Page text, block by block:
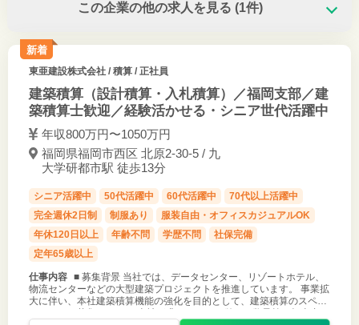
この企業の他の求人を見る (1件)
新着
東亜建設株式会社/ 積算 / 正社員
建築積算（設計積算・入札積算）／福岡支部／建
築積算士歓迎／経験活かせる・シニア世代活躍中
年収800万円〜1050万円
福岡県福岡市西区 北原2-30-5 / 九
大学研都市駅 徒歩13分
シニア活躍中 50代活躍中 60代活躍中
70代以上活躍中
完全週休2日制
制服あり
服装自由・オフィスカジュアルOK
年休120日以上
年齢不問 学歴不問
社保完備
定年65歳以上
仕事内容 ■ 募集背景 当社では、データセンター、リゾートホテル、
物流センターなどの大型建築プロジェクトを推進しています。 事業拡
大に伴い、本社建築積算機能の強化を目的として、建築積算のスペシ